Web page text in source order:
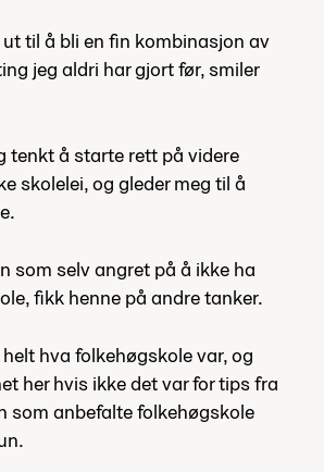
ut til å bli en fin kombinasjon av
jeg aldri har gjort før, smiler
tenkt å starte rett på videre
skolelei, og gleder meg til å
som selv angret på å ikke ha
fikk henne på andre tanker.
hva folkehøgskole var, og
her hvis ikke det var for tips fra
som anbefalte folkehøgskole